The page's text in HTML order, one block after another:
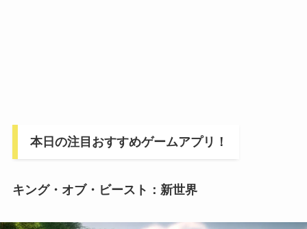
本日の注目おすすめゲームアプリ！
キング・オブ・ビースト：新世界